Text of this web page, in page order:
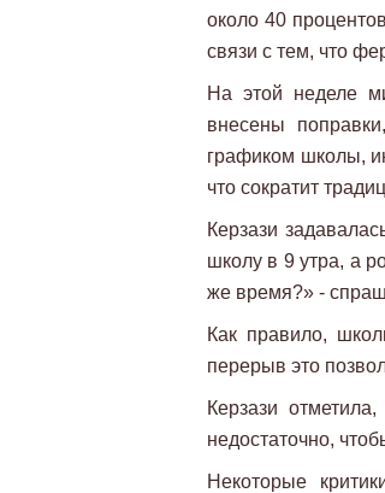
около 40
связи с тем, что
На этой неделе
внесены
графиком школы,
что сократит
Керзази
школу в 9 утра, а
же время?» -
Как правило,
перерыв это
Керзази
недостаточно,
Некоторые